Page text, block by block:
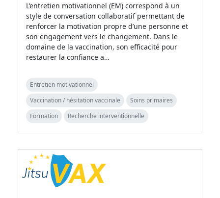
L’entretien motivationnel (EM) correspond à un
style de conversation collaboratif permettant de
renforcer la motivation propre d’une personne et
son engagement vers le changement. Dans le
domaine de la vaccination, son efficacité pour
restaurer la confiance a…
Entretien motivationnel
Vaccination / hésitation vaccinale
Soins primaires
Formation
Recherche interventionnelle